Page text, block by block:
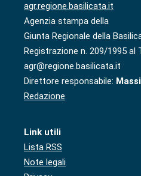
agr.regione.basilicata.it
Agenzia stampa della
Giunta Regionale della
Registrazione n. 209/1995 al
agr@regione.basilicata.it
Direttore responsabile:
Redazione
Link utili
Lista RSS
Note legali